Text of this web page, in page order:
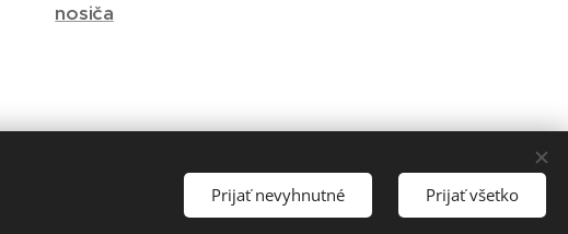
nosiča
Prijať nevyhnutné Prijať všetko